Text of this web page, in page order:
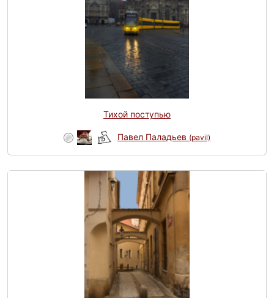
Тихой поступью
Павел Паладьев (pavil)